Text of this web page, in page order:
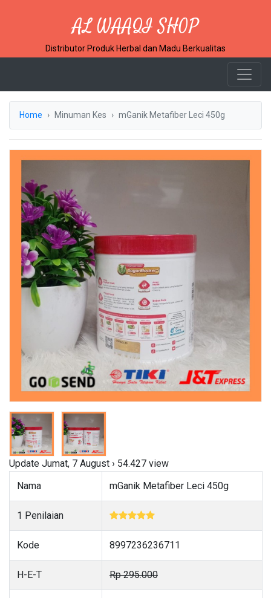
AL WAAQI SHOP
Distributor Produk Herbal dan Madu Berkualitas
Home Minuman Kes mGanik Metafiber Leci 450g
Update Jumat, 7 August › 54.427 view
Nama
mGanik Metafiber Leci 450g
1 Penilaian
Kode 8997236236711
H-E-T Rp 295.000